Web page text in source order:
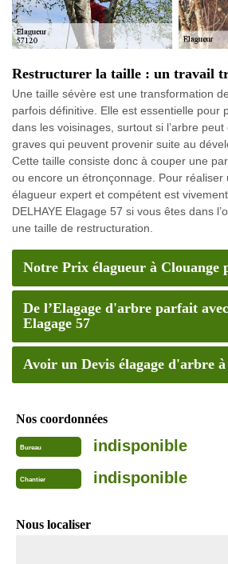
Restructurer la taille : un travail
Une taille sévère est une transformation
parfois définitive. Elle est essentielle pour
dans les voisinages, surtout si l’arbre
graves qui peuvent provenir suite au
Cette taille consiste donc à couper une
ou encore un étronçonnage. Pour réaliser
élagueur expert et compétent est
DELHAYE Elagage 57 si vous êtes dans
une taille de restructuration.
Notre Prix élagueur à Clouange
De l’Elagage d'arbre parfait
Elagage 57
Avoir un Devis élagage d'arbre
Nos coordonnées
Bureau indisponible
Chantier indisponible
Nous localiser